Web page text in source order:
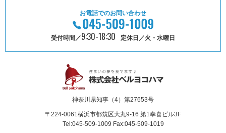
お電話でのお問い合わせ
受付時間／9:30-18:30 定休日／火・水曜日
神奈川県知事（4）第27653号
〒224-0061横浜市都筑区⼤丸9-16 第1幸喜ビル3F
Tel:045-509-1009 Fax:045-509-1019